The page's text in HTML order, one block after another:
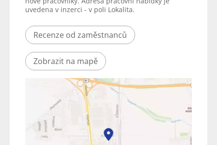
uvedena v inzerci - v poli Lokalita.
Recenze od zaměstnanců
Zobrazit na mapě